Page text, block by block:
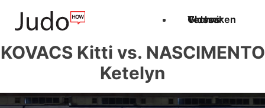
Techniken
Videos
Glossar
KOVACS Kitti vs. NASCIMENTO
Ketelyn